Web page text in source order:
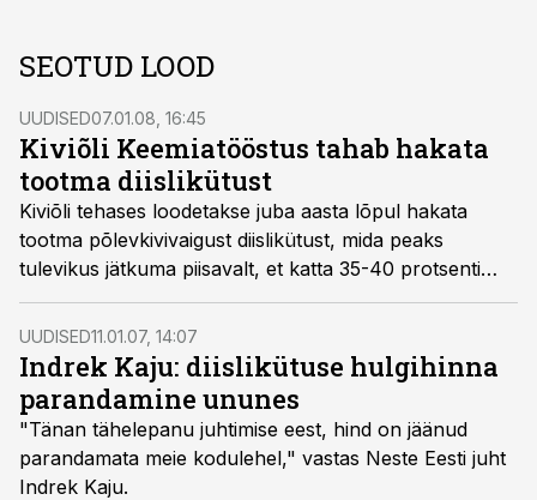
SEOTUD LOOD
UUDISED07.01.08, 16:45
Kiviõli Keemiatööstus tahab hakata
tootma diislikütust
Kiviõli tehases loodetakse juba aasta lõpul hakata
tootma põlevkivivaigust diislikütust, mida peaks
tulevikus jätkuma piisavalt, et katta 35-40 protsenti
Eesti vajadusest.
UUDISED11.01.07, 14:07
Indrek Kaju: diislikütuse hulgihinna
parandamine ununes
"Tänan tähelepanu juhtimise eest, hind on jäänud
parandamata meie kodulehel," vastas Neste Eesti juht
Indrek Kaju.